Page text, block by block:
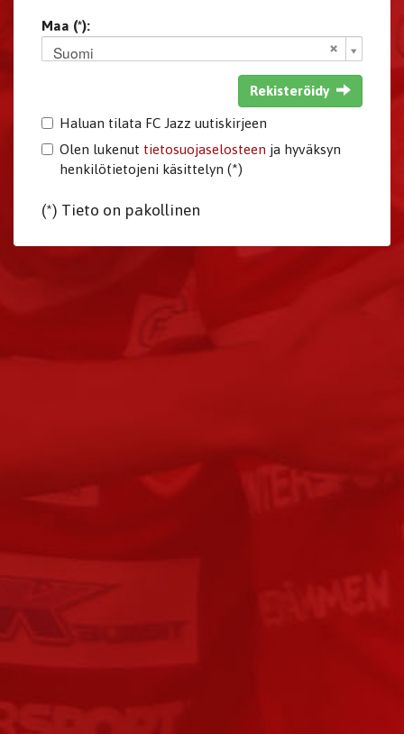
Maa (*):
Suomi
Rekisteröidy
Haluan tilata FC Jazz uutiskirjeen
Olen lukenut tietosuojaselosteen ja hyväksyn
henkilötietojeni käsittelyn (*)
(*) Tieto on pakollinen